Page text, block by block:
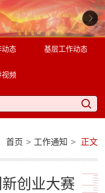
动态 基层工作动态
视频
首页 > 工作通知 > 正文
创业大赛